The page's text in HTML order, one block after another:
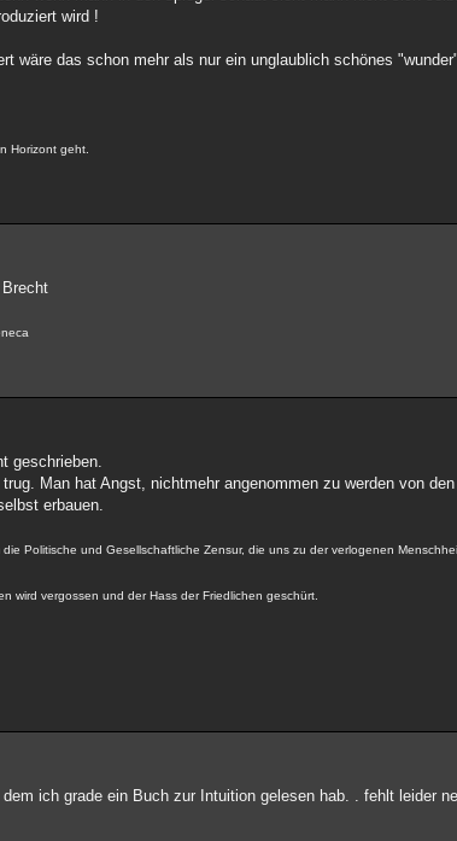
wird !
wäre das schon mehr als nur ein unglaublich schönes "wunder"
Horizont geht.
geschrieben.
Man hat Angst, nichtmehr angenommen zu werden von den
erbauen.
Politische und Gesellschaftliche Zensur, die uns zu der verlogenen
wird vergossen und der Hass der Friedlichen geschürt.
ich grade ein Buch zur Intuition gelesen hab. . fehlt leider